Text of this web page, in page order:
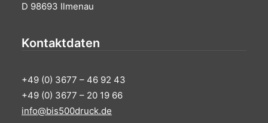
D 98693 Ilmenau
Kontaktdaten
+49 (0) 3677 – 46 92 43
+49 (0) 3677 – 20 19 66
info@bis500druck.de